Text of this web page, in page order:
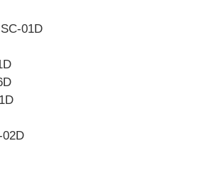
01D
02D